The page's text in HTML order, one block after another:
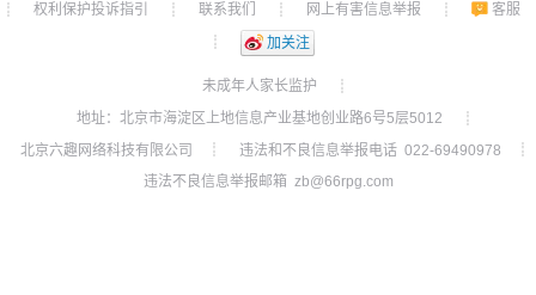
┊
权利保护投诉指引 ┊ 联系我们 ┊ 网上有害信息举报 ┊
客服
┊
加关注
未成年人家长监护
┊
地址：北京市海淀区上地信息产业基地创业路6号5层5012
┊
北京六趣网络科技有限公司
┊ 违法和不良信息举报电话 022-69490978
┊
违法不良信息举报邮箱 zb@66rpg.com